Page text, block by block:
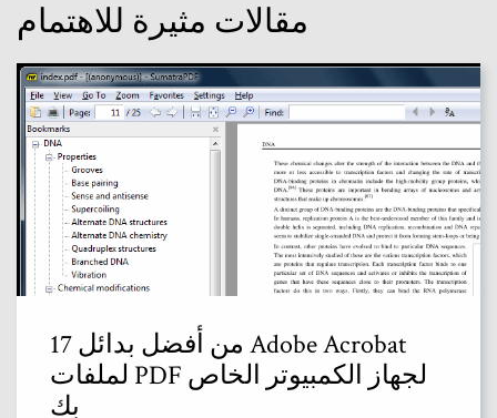
مقالات مثيرة للاهتمام
17 من أفضل بدائل Adobe Acrobat
لملفات PDF لجهاز الكمبيوتر الخاص
بك